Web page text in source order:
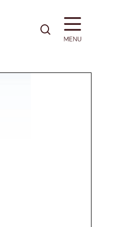
pesquisa